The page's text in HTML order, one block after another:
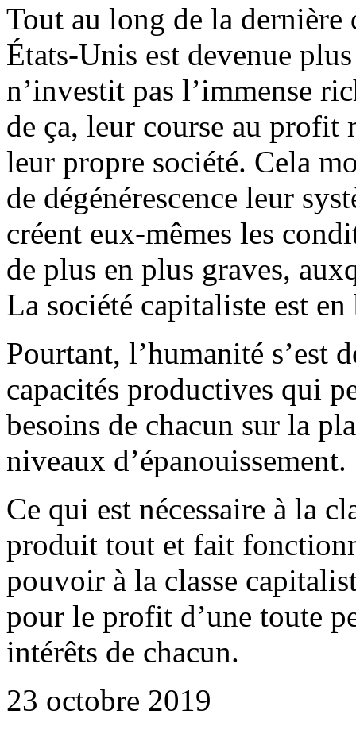
Tout au long de la dernière
États-Unis est devenue
n’investit pas l’immense
de ça, leur course au profit
leur propre société. Cela
de dégénérescence leur
créent eux-mêmes les
de plus en plus graves,
La société capitaliste est
Pourtant, l’humanité s’est
capacités productives qui
besoins de chacun sur la
niveaux d’épanouissement.
Ce qui est nécessaire à la
produit tout et fait
pouvoir à la classe
pour le profit d’une toute
intérêts de chacun.
23 octobre 2019